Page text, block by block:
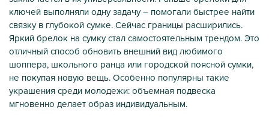
ключей выполняли одну задачу – помогали быстрее найти
связку в глубокой сумке. Сейчас границы расширились.
Яркий брелок на сумку стал самостоятельным трендом. Это
отличный способ обновить внешний вид любимого
шоппера, школьного ранца или городской поясной сумки,
не покупая новую вещь. Особенно популярны такие
украшения среди молодежи: объемная подвеска
мгновенно делает образ индивидуальным.